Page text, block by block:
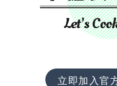
Let’s
立即加入官